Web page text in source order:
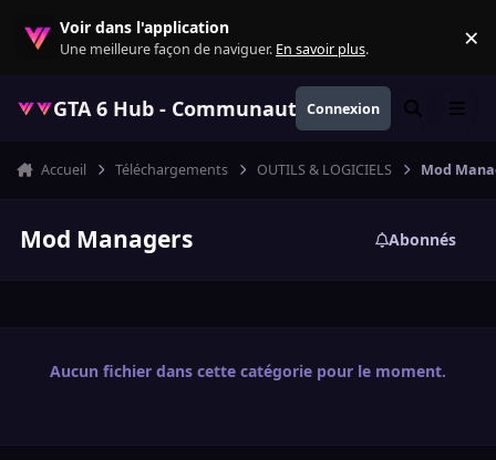
Voir dans l'application
Une meilleure façon de naviguer. En savoir plus. ×
GTA 6 Hub - Communauté GTA VI
Connexion Rechercher
Menu
Accueil Téléchargements OUTILS & LOGICIELS Mod
Mod Managers Abonnés
Aucun fichier dans cette catégorie pour le moment.